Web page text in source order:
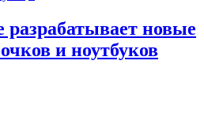
новые
и ноутбуков